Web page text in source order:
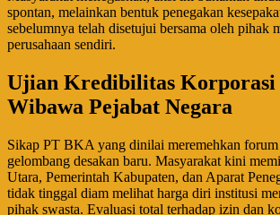
spontan, melainkan bentuk penegakan
sebelumnya telah disetujui bersama oleh pihak
perusahaan sendiri.
Ujian Kredibilitas Korporasi
Wibawa Pejabat Negara
​Sikap PT BKA yang dinilai meremehkan
gelombang desakan baru. Masyarakat kini
Utara, Pemerintah Kabupaten, dan Aparat
tidak tinggal diam melihat harga diri institusi
pihak swasta. Evaluasi total terhadap izin dan